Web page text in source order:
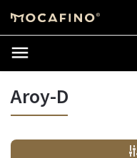
Aroy-D